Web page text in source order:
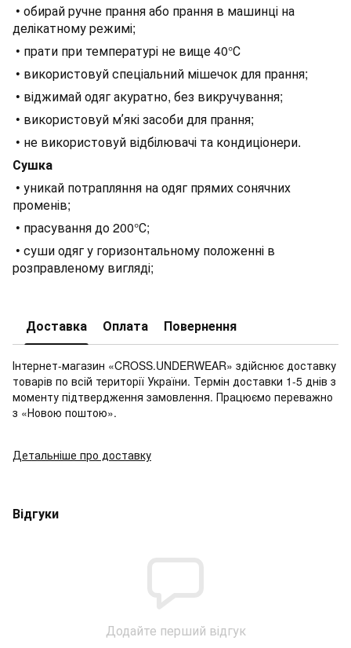
• обирай ручне прання або прання в машинці на
делікатному режимі;
• прати при температурі не вище 40°С
• використовуй спеціальний мішечок для прання;
• віджимай одяг акуратно, без викручування;
• використовуй мʼякі засоби для прання;
• не використовуй відбілювачі та кондиціонери.
Сушка
• уникай потрапляння на одяг прямих сонячних
променів;
• прасування до 200°С;
• суши одяг у горизонтальному положенні в
розправленому вигляді;
Доставка Оплата Повернення
Інтернет-магазин «CROSS.UNDERWEAR» здійснює доставку
товарів по всій території України. Термін доставки 1-5 днів з
моменту підтвердження замовлення. Працюємо переважно
з «Новою поштою».
Детальніше про доставку
Відгуки
Додайте перший відгук